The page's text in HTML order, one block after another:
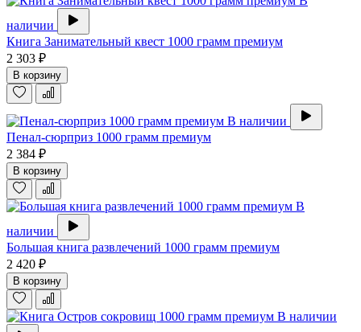
наличии
Книга Занимательный квест 1000 грамм премиум
2 303 ₽
В корзину
В наличии
Пенал-сюрприз 1000 грамм премиум
2 384 ₽
В корзину
В
наличии
Большая книга развлечений 1000 грамм премиум
2 420 ₽
В корзину
В наличии